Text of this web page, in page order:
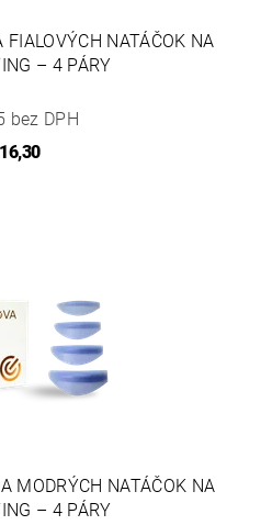
NATÁČOK NA
– 4 PÁRY
bez DPH
MODRÝCH NATÁČOK NA
– 4 PÁRY